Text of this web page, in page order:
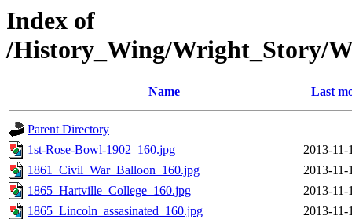
Index of
/History_Wing/Wright_Story/
Name Last
Parent Directory
1st-Rose-Bowl-1902_160.jpg
2013-11-
1861_Civil_War_Balloon_160.jpg
2013-11-
1865_Hartville_College_160.jpg
2013-11-
1865_Lincoln_assasinated_160.jpg
2013-11-